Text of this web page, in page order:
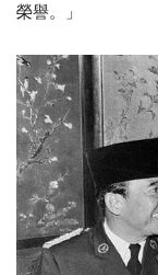
榮譽。」